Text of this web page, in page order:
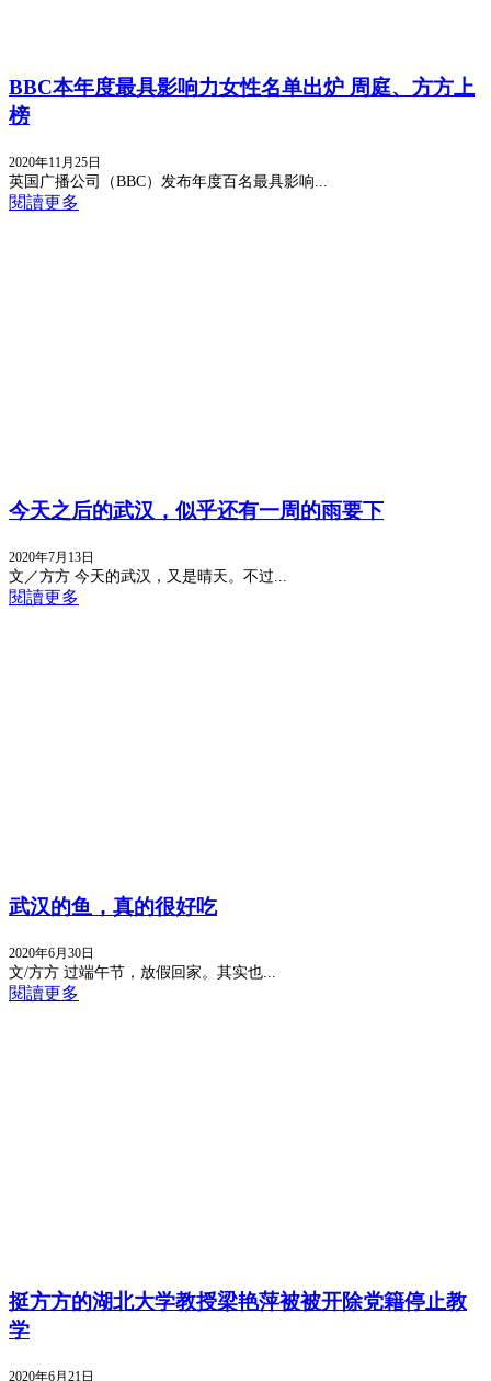
BBC本年度最具影响力女性名单出炉 周庭、方方上
榜
2020年11月25日
英国广播公司（BBC）发布年度百名最具影响...
閱讀更多
今天之后的武汉，似乎还有一周的雨要下
2020年7月13日
文／方方 今天的武汉，又是晴天。不过...
閱讀更多
武汉的鱼，真的很好吃
2020年6月30日
文/方方 过端午节，放假回家。其实也...
閱讀更多
挺方方的湖北大学教授梁艳萍被被开除党籍停止教
学
2020年6月21日